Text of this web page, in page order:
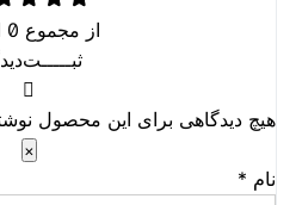
نوع اتصال:
وسترن دیجیتال (Western Digital).
مزایای استفاده
قابلیت
طراحی شده برای کارکرد مداوم و
عملکرد بهینه در
فناوری‌های به‌کار رفته در این
از مجموع 0
هیچ دیدگاهی برای این محصول
×
نام *